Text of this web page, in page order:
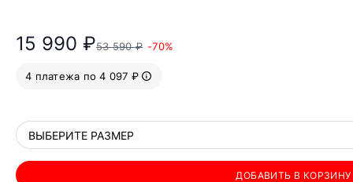
15 990 ₽53 590 ₽ -70%
4 платежа по 4 097 ₽
ВЫБЕРИТЕ РАЗМЕР
ДОБАВИТЬ В КОРЗИНУ